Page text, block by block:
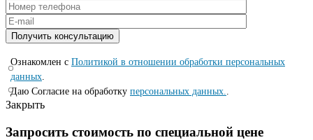
Ознакомлен с Политикой в отношении обработки персональных
данных.
Даю Согласие на обработку персональных данных..
Закрыть
Запросить стоимость по специальной цене